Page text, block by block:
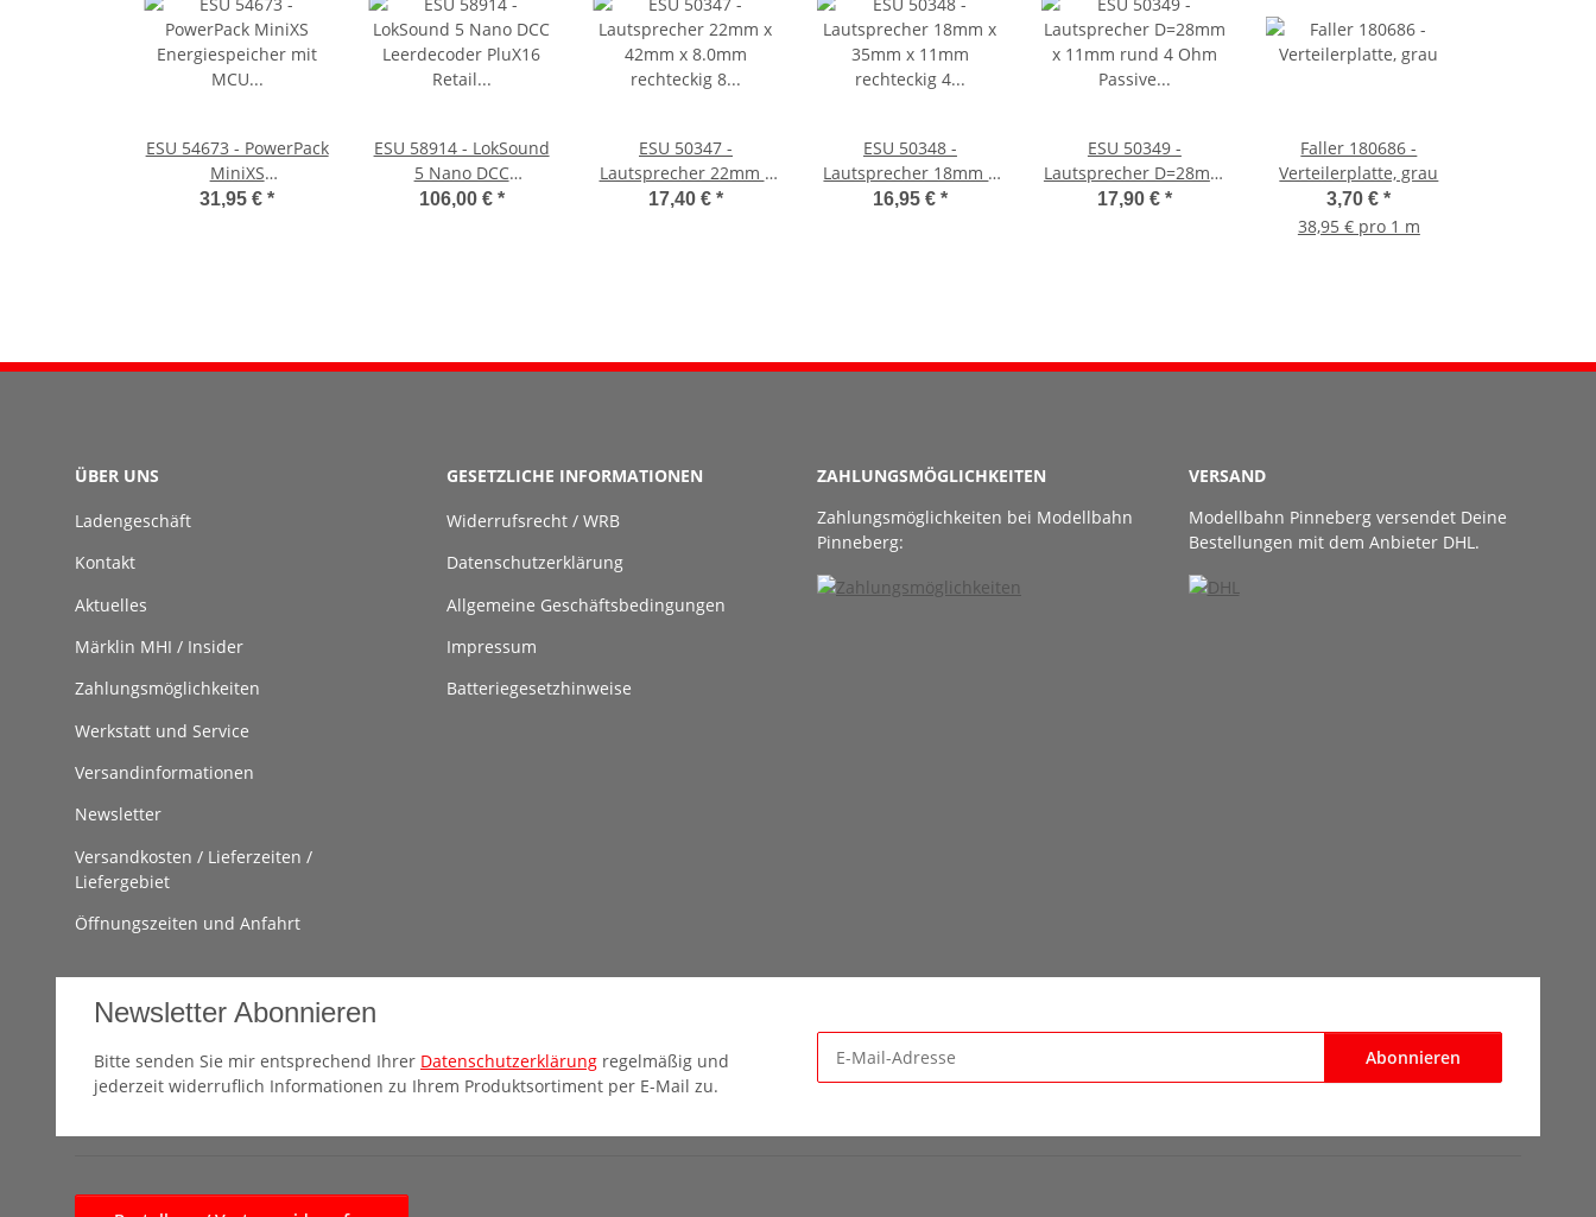
ESU 54673 - PowerPack
MiniXS
Energiespeicher mit
31,95 €*
ESU 58914 - LokSound
5 Nano DCC
Leerdecoder PluX16
106,00 € *
ESU 50347 -
Lautsprecher 22mm x
42mm x 8.0mm
17,40 € *
ESU 50348 -
Lautsprecher 18mm x
35mm x 11mm
16,95 € *
ESU 50349 -
Lautsprecher D=28mm
x 11mm rund 4 Ohm
17,90 € *
Faller 180686 -
Verteilerplatte, grau
3,70 €*
38,95 € pro 1 m
ÜBER UNS
Ladengeschäft
Kontakt
Aktuelles
Märklin MHI / Insider
Zahlungsmöglichkeiten
Werkstatt und Service
Versandinformationen
Newsletter
Versandkosten / Lieferzeiten /
Liefergebiet
Öffnungszeiten und Anfahrt
GESETZLICHE INFORMATIONEN
Widerrufsrecht / WRB
Datenschutzerklärung
Allgemeine Geschäftsbedingungen
Impressum
Batteriegesetzhinweise
ZAHLUNGSMÖGLICHKEITEN
Zahlungsmöglichkeiten bei Modellbahn
Pinneberg:
VERSAND
Modellbahn Pinneberg versendet Deine
Bestellungen mit dem Anbieter DHL.
Newsletter Abonnieren
Bitte senden Sie mir entsprechend Ihrer Datenschutzerklärung regelmäßig und
jederzeit widerruflich Informationen zu Ihrem Produktsortiment per E-Mail zu.
Abonnieren